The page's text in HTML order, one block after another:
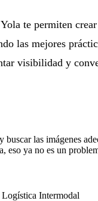
te permiten
las mejores
visibilidad y
las imágenes
eso ya no es un
Intermodal